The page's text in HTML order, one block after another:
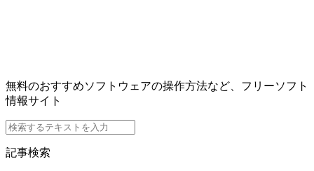
無料のおすすめソフトウェアの操作方法など、フリーソフト
情報サイト
記事検索